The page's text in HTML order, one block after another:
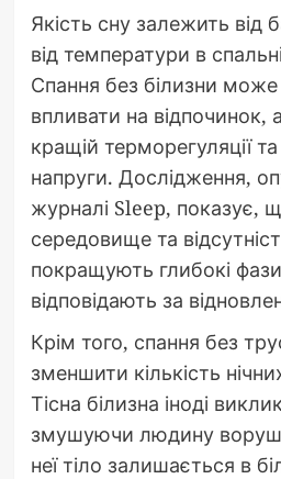
Якість сну залежить від
від температури в
Спання без білизни
впливати на
кращій терморегуляції
напруги. Дослідження,
журналі Sleep, показує,
середовище та
покращують глибокі фази
відповідають за
Крім того, спання без
зменшити кількість
Тісна білизна іноді
змушуючи людину
неї тіло залишається в